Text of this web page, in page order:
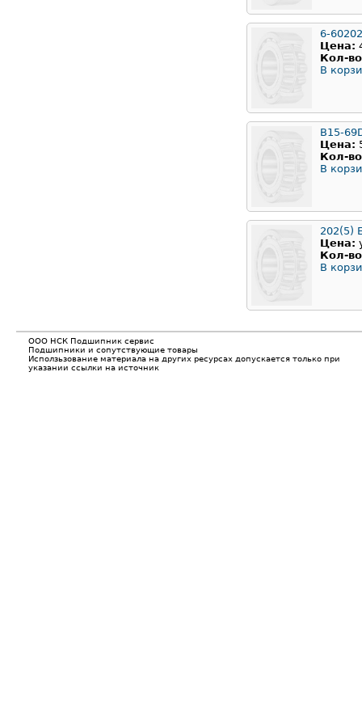
6-
Цена:
Кол-
В
B15-
Цена:
Кол-
В
202(5)
Цена:
Кол-
В
ООО НСК Подшипник сервис
Подшипники и сопутствующие товары
Исползьзование материала на других ресурсах допускается только при
указании ссылки на источник